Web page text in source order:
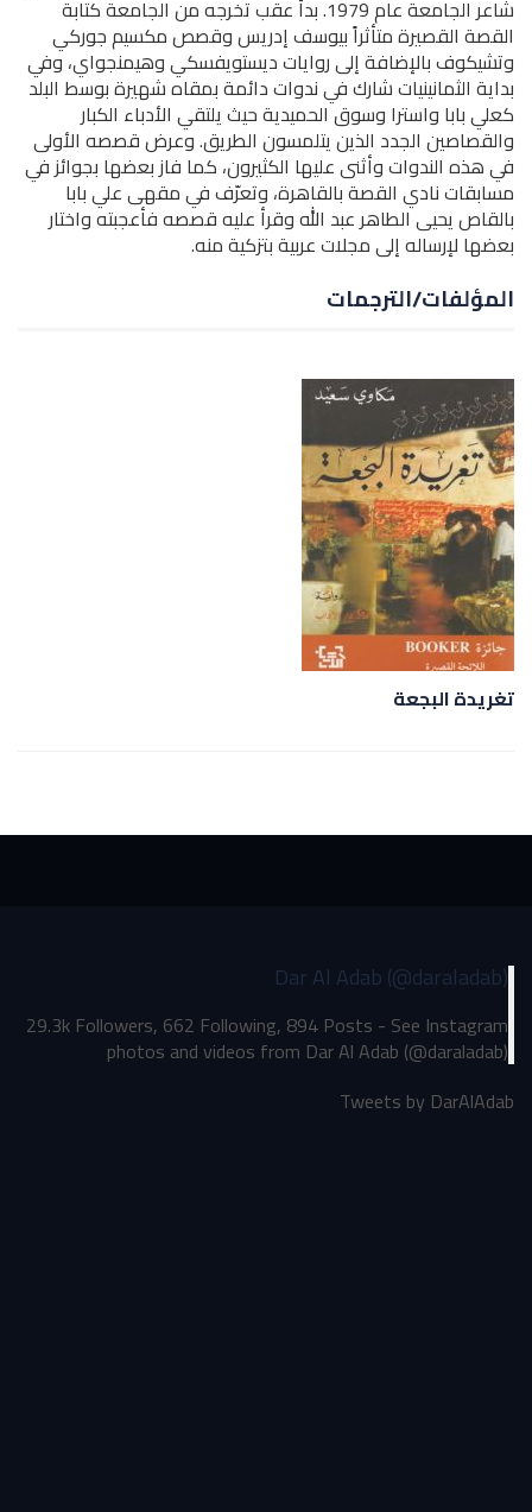
شاعر الجامعة عام 1979. بدأ عقب تخرجه من الجامعة كتابة
القصة القصيرة متأثراً بيوسف إدريس وقصص مكسيم جوركي
وتشيكوف بالإضافة إلى روايات ديستويفسكي وهيمنجواي، وفي
بداية الثمانينيات شارك في ندوات دائمة بمقاه شهيرة بوسط البلد
كعلي بابا واسترا وسوق الحميدية حيث يلتقي الأدباء الكبار
والقصاصين الجدد الذين يتلمسون الطريق. وعرض قصصه الأولى
في هذه الندوات وأثنى عليها الكثيرون، كما فاز بعضها بجوائز في
مسابقات نادي القصة بالقاهرة، وتعرّف في مقهى علي بابا
بالقاص يحيى الطاهر عبد الله وقرأ عليه قصصه فأعجبته واختار
بعضها لإرساله إلى مجلات عربية بتزكية منه.
المؤلفات/الترجمات
تغريدة البجعة
Dar Al Adab (@daraladab)
29.3k Followers, 662 Following, 894 Posts - See Instagram
photos and videos from Dar Al Adab (@daraladab)
Tweets by DarAlAdab